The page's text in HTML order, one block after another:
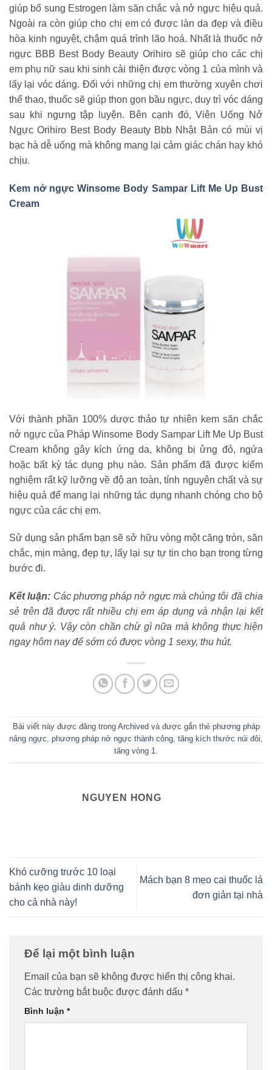
giúp bổ sung Estrogen làm săn chắc và nở ngực hiệu quả.
Ngoài ra còn giúp cho chị em có được làn da đẹp và điều
hòa kinh nguyệt, chậm quá trình lão hoá. Nhất là thuốc nở
ngực BBB Best Body Beauty Orihiro sẽ giúp cho các chị
em phụ nữ sau khi sinh cải thiện được vòng 1 của mình và
lấy lại vóc dáng. Đối với những chị em thường xuyên chơi
thể thao, thuốc sẽ giúp thon gọn bầu ngực, duy trì vóc dáng
sau khi ngưng tập luyện. Bên cạnh đó, Viên Uống Nở
Ngực Orihiro Best Body Beauty Bbb Nhật Bản có mùi vị
bạc hà dễ uống mà không mang lại cảm giác chán hay khó
chịu.
Kem nở ngực Winsome Body Sampar Lift Me Up Bust
Cream
Với thành phần 100% dược thảo tự nhiên kem săn chắc
nở ngực của Pháp Winsome Body Sampar Lift Me Up Bust
Cream không gây kích ứng da, không bị ửng đỏ, ngứa
hoặc bất kỳ tác dụng phụ nào. Sản phẩm đã được kiểm
nghiệm rất kỹ lưỡng về độ an toàn, tính nguyên chất và sự
hiệu quả để mang lại những tác dụng nhanh chóng cho bộ
ngực của các chị em.
Sử dụng sản phẩm bạn sẽ sở hữu vòng một căng tròn, săn
chắc, mịn màng, đẹp tự, lấy lại sự tự tin cho bạn trong từng
bước đi.
Kết luận: Các phương pháp nở ngực mà chúng tôi đã chia
sẻ trên đã được rất nhiều chị em áp dụng và nhận lại kết
quả như ý. Vậy còn chần chừ gì nữa mà không thực hiện
ngay hôm nay để sớm có được vòng 1 sexy, thu hút.
Bài viết này được đăng trong Archived và được gắn thẻ phương pháp
nâng ngực, phương pháp nở ngực thành công, tăng kích thước núi đôi,
tăng vòng 1.
NGUYEN HONG
Khó cưỡng trước 10 loại
bánh kẹo giàu dinh dưỡng
cho cả nhà này!
Mách bạn 8 mẹo cai thuốc lá
đơn giản tại nhà
Để lại một bình luận
Email của bạn sẽ không được hiển thị công khai.
Các trường bắt buộc được đánh dấu *
Bình luận *